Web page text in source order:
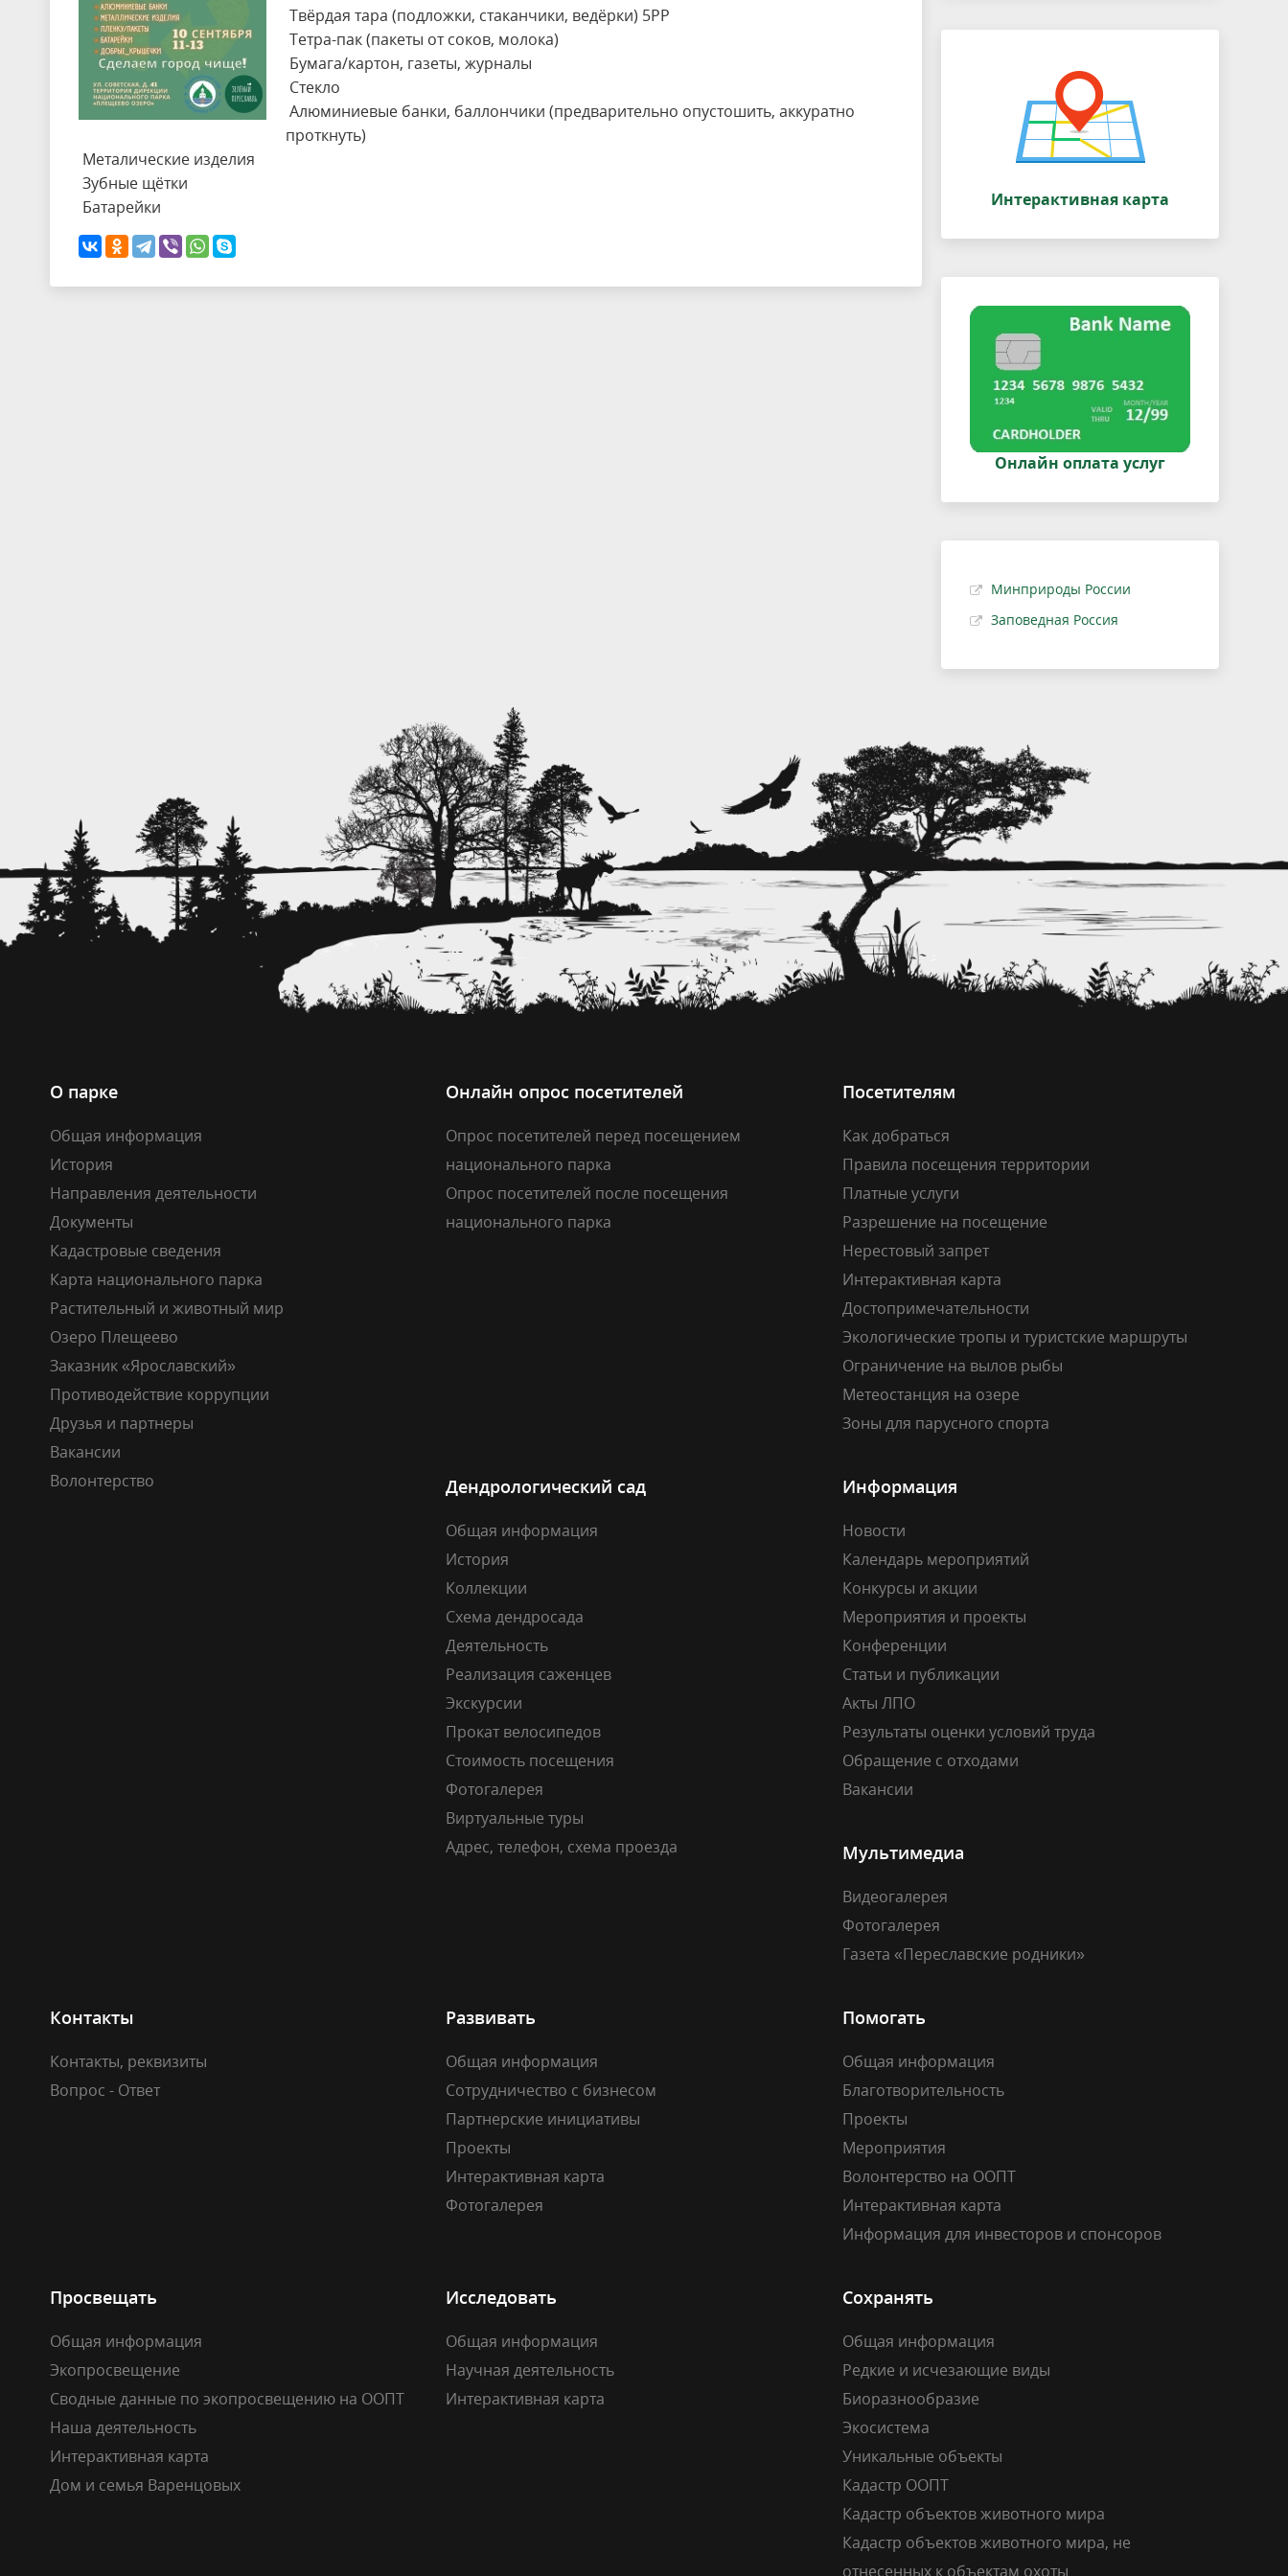
Твёрдая тара (подложки, стаканчики, ведёрки) 5РР
Тетра-пак (пакеты от соков, молока)
Бумага/картон, газеты, журналы
Стекло
Алюминиевые банки, баллончики (предварительно опустошить, аккуратно
проткнуть)
Металические изделия
Зубные щётки
Батарейки
Интерактивная карта
Онлайн оплата услуг
Минприроды России
Заповедная Россия
О парке
Общая информация
История
Направления деятельности
Документы
Кадастровые сведения
Карта национального парка
Растительный и животный мир
Озеро Плещеево
Заказник «Ярославский»
Противодействие коррупции
Друзья и партнеры
Вакансии
Волонтерство
Онлайн опрос посетителей
Опрос посетителей перед посещением
национального парка
Опрос посетителей после посещения
национального парка
Посетителям
Как добраться
Правила посещения территории
Платные услуги
Разрешение на посещение
Нерестовый запрет
Интерактивная карта
Достопримечательности
Экологические тропы и туристские маршруты
Ограничение на вылов рыбы
Метеостанция на озере
Зоны для парусного спорта
Дендрологический сад
Общая информация
История
Коллекции
Схема дендросада
Деятельность
Реализация саженцев
Экскурсии
Прокат велосипедов
Стоимость посещения
Фотогалерея
Виртуальные туры
Адрес, телефон, схема проезда
Информация
Новости
Календарь мероприятий
Конкурсы и акции
Мероприятия и проекты
Конференции
Статьи и публикации
Акты ЛПО
Результаты оценки условий труда
Обращение с отходами
Вакансии
Мультимедиа
Видеогалерея
Фотогалерея
Газета «Переславские родники»
Контакты
Контакты, реквизиты
Вопрос - Ответ
Развивать
Общая информация
Сотрудничество с бизнесом
Партнерские инициативы
Проекты
Интерактивная карта
Фотогалерея
Помогать
Общая информация
Благотворительность
Проекты
Мероприятия
Волонтерство на ООПТ
Интерактивная карта
Информация для инвесторов и спонсоров
Просвещать
Общая информация
Экопросвещение
Сводные данные по экопросвещению на ООПТ
Наша деятельность
Интерактивная карта
Дом и семья Варенцовых
Исследовать
Общая информация
Научная деятельность
Интерактивная карта
Сохранять
Общая информация
Редкие и исчезающие виды
Биоразнообразие
Экосистема
Уникальные объекты
Кадастр ООПТ
Кадастр объектов животного мира
Кадастр объектов животного мира, не
отнесенных к объектам охоты